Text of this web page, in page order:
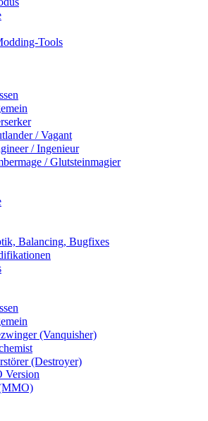
Tools
/ Vagant
/ Ingenieur
/ Glutsteinmagier
Balancing, Bugfixes
(Vanquisher)
(Destroyer)
Version